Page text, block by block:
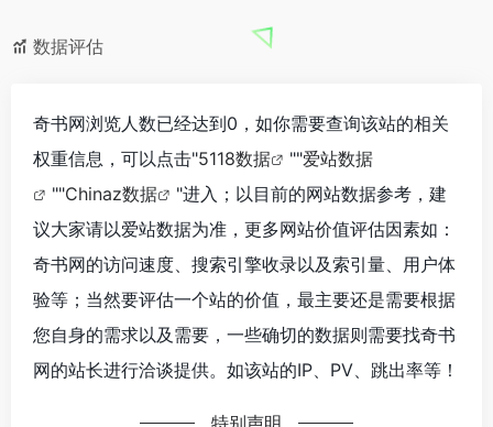
数据评估
奇书网浏览人数已经达到0，如你需要查询该站的相关
权重信息，可以点击"5118数据 ""爱站数据
""Chinaz数据
"进入；以目前的网站数据参考，建
议大家请以爱站数据为准，更多网站价值评估因素如：
奇书网的访问速度、搜索引擎收录以及索引量、用户体
验等；当然要评估一个站的价值，最主要还是需要根据
您自身的需求以及需要，一些确切的数据则需要找奇书
网的站长进行洽谈提供。如该站的IP、PV、跳出率等！
特别声明